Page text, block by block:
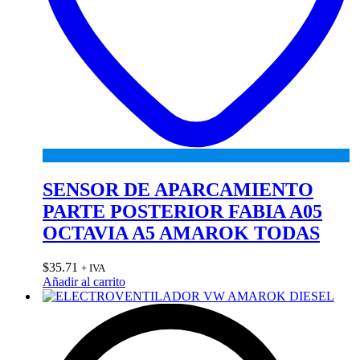
SENSOR DE APARCAMIENTO
PARTE POSTERIOR FABIA A05
OCTAVIA A5 AMAROK TODAS
$35.71 + IVA
Añadir al carrito